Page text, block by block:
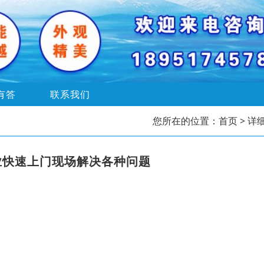
答 联系我们
您所在的位置： 首页> 详
速上门现场解决各种问题